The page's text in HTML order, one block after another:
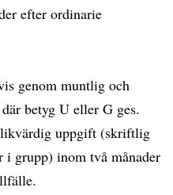
efter ordinarie
genom muntlig och
betyg U eller G ges.
likvärdig uppgift (skriftlig
grupp) inom två månader